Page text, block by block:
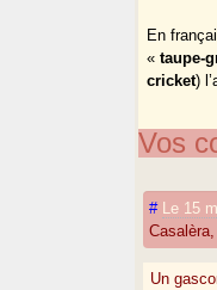
En
«taupe-
cricket)
Vos
# Le 15
Un